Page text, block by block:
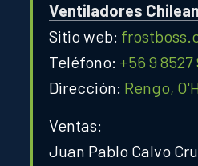
Ventiladores
Sitio web:
Teléfono: +56 9 8527
Dirección: Rengo,
Ventas:
Juan Pablo Calvo